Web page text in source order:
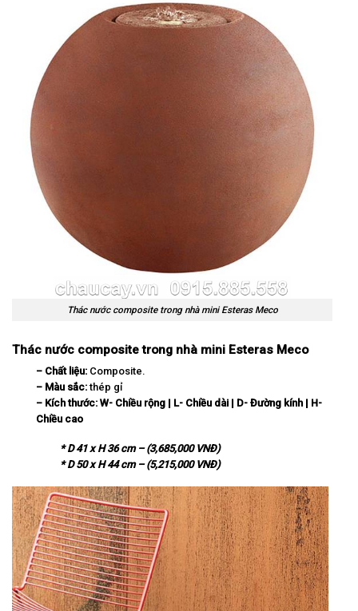
Thác nước composite trong nhà mini Esteras Meco
Thác nước composite trong nhà mini Esteras Meco
– Chất liệu: Composite.
– Màu sắc:thép gỉ
– Kích thước: W- Chiều rộng | L- Chiều d ài | D- Đường kính | H-
Chiều cao
* D 41 x H 36 cm – (3,685,000 VNĐ)
* D 50 x H 44 cm – (5,215,000 VNĐ)